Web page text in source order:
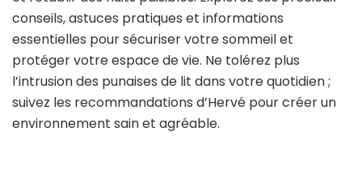
conseils, astuces pratiques et informations
essentielles pour sécuriser votre sommeil et
protéger votre espace de vie. Ne tolérez plus
l’intrusion des punaises de lit dans votre quotidien ;
suivez les recommandations d’Hervé pour créer un
environnement sain et agréable.